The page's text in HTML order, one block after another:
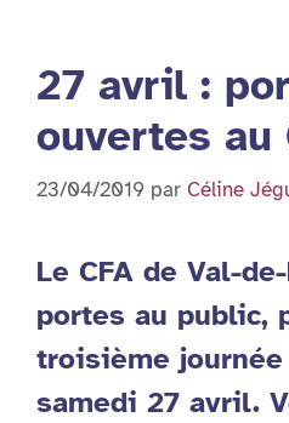
27 avril :
ouvertes au
23/04/2019 par Céline
Le CFA de Val-
portes au public,
troisième journée
samedi 27 avril.